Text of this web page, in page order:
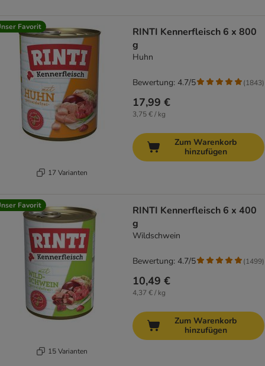
Favorit
17 Varianten
RINTI Kennerfleisch 6 x 800
g
Huhn
17,99 €
3,75 € / kg
Bewertung: 4.7/5 (1843)
Zum Warenkorb
hinzufügen
Favorit
15 Varianten
RINTI Kennerfleisch 6 x 400
g
Wildschwein
10,49 €
4,37 € / kg
Bewertung: 4.7/5 (1499)
Zum Warenkorb
hinzufügen